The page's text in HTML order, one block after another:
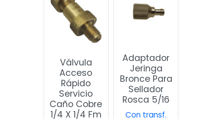
Válvula
Acceso
Rápido
Servicio
Caño Cobre
1/4 X 1/4 Fm
Adaptador
Jeringa
Bronce Para
Sellador
Rosca 5/16
Con transf.